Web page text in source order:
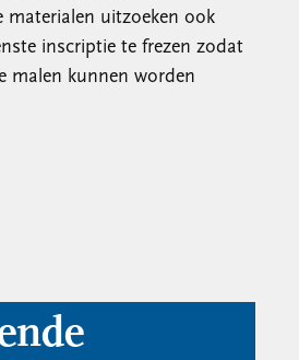
materialen uitzoeken ook
inscriptie te frezen zodat
malen kunnen worden